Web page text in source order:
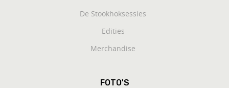
De Stookhoksessies
Edities
Merchandise
FOTO'S